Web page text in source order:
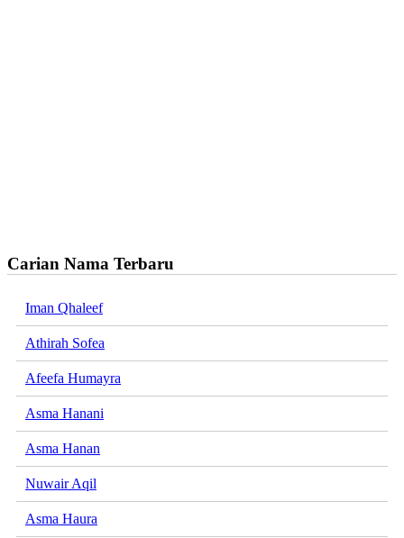
Carian Nama Terbaru
Iman Qhaleef
Athirah Sofea
Afeefa Humayra
Asma Hanani
Asma Hanan
Nuwair Aqil
Asma Haura